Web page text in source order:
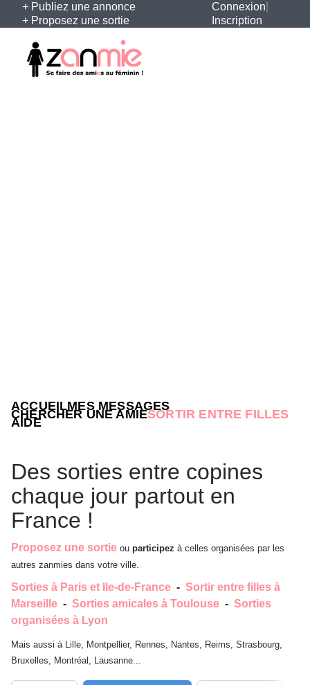
+ Publiez une annonce
+ Proposez une sortie
Connexion
Inscription
ACCUEILMES MESSAGES
CHERCHER UNE AMIESORTIR ENTRE FILLES
AIDE
Des sorties entre copines
chaque jour partout en
France !
Proposez une sortie ou participez à celles organisées par les
autres zanmies dans votre ville.
Sorties à Paris et Ile-de-France - Sortir entre filles à
Marseille - Sorties amicales à Toulouse - Sorties
organisées à Lyon
Mais aussi à Lille, Montpellier, Rennes, Nantes, Reims, Strasbourg,
Bruxelles, Montréal, Lausanne...